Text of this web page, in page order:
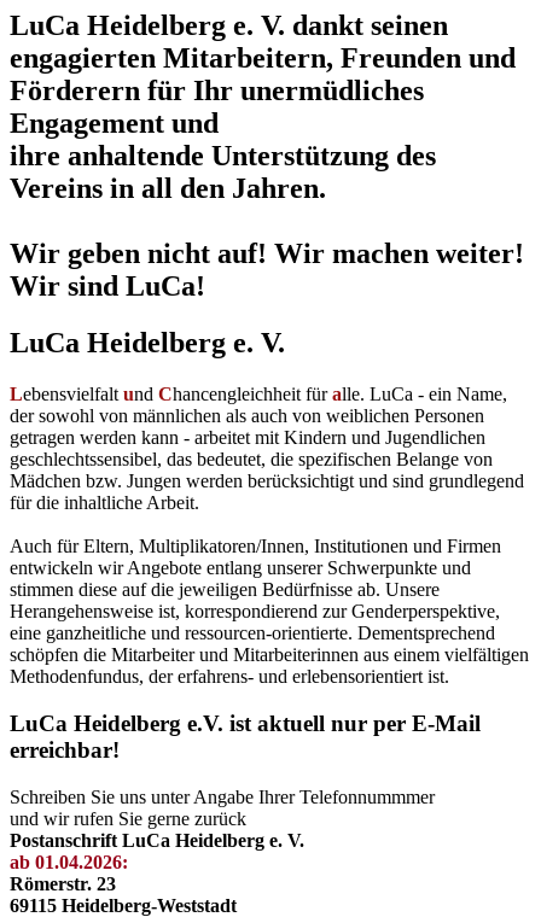
LuCa Heidelberg e. V. dankt seinen
engagierten Mitarbeitern, Freunden und
Förderern für Ihr unermüdliches
Engagement und
ihre anhaltende Unterstützung des
Vereins in all den Jahren.
Wir geben nicht auf! Wir machen weiter!
Wir sind LuCa!
LuCa Heidelberg e. V.
Lebensvielfalt und Chancengleichheit füralle. LuCa - ein Name,
der sowohl von männlichen als auch von weiblichen Personen
getragen werden kann - arbeitet mit Kindern und Jugendlichen
geschlechtssensibel, das bedeutet, die spezifischen Belange von
Mädchen bzw. Jungen werden berücksichtigt und sind grundlegend
für die inhaltliche Arbeit.
Auch für Eltern, Multiplikatoren/Innen, Institutionen und Firmen
entwickeln wir Angebote entlang unserer Schwerpunkte und
stimmen diese auf die jeweiligen Bedürfnisse ab. Unsere
Herangehensweise ist, korrespondierend zur Genderperspektive,
eine ganzheitliche und ressourcen-orientierte. Dementsprechend
schöpfen die Mitarbeiter und Mitarbeiterinnen aus einem vielfältigen
Methodenfundus, der erfahrens- und erlebensorientiert ist.
LuCa Heidelberg e.V. ist aktuell nur per E-Mail
erreichbar!
Schreiben Sie uns unter Angabe Ihrer Telefonnummmer
und wir rufen Sie gerne zurück
Postanschrift LuCa Heidelberg e. V.
ab 01.04.2026:
Römerstr. 23
69115 Heidelberg-Weststadt